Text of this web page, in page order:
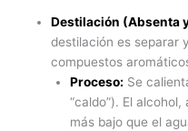
Destilación (Absenta
destilación es separar
compuestos
Proceso: Se
“caldo”). El
más bajo que el